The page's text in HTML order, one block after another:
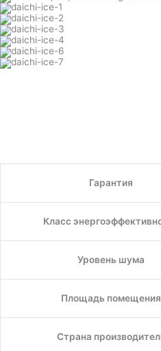
Гарантия
Класс
Уровень шума
Площадь помещения
Страна